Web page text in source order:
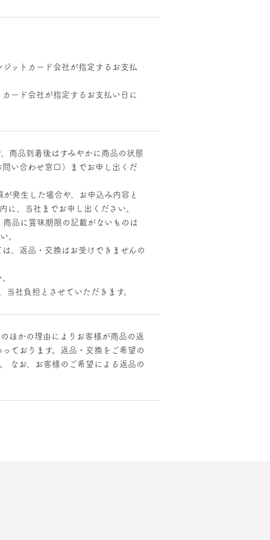
ットカード会社が指定するお支払
ード会社が指定するお支払い日に
商品到着後はすみやかに商品の状態
い合わせ窓口）までお申し出くだ
発生した場合や、お申込み内容と
に、当社までお申し出ください。
品に賞味期限の記載がないものは
。
、返品・交換はお受けできませんの
社負担とさせていただきます。
ほかの理由によりお客様が商品の返
ております。返品・交換をご希望の
なお、お客様のご希望による返品の